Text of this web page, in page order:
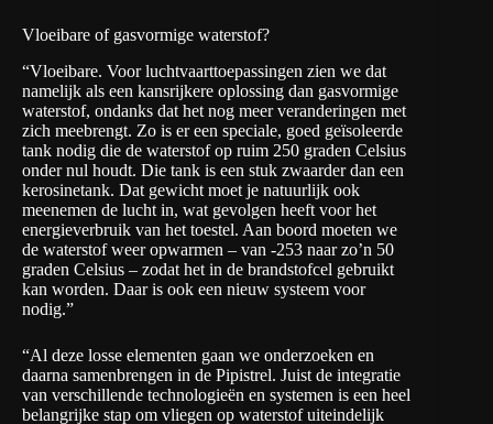
Vloeibare of gasvormige waterstof?
“Vloeibare. Voor luchtvaarttoepassingen zien we dat
namelijk als een kansrijkere oplossing dan gasvormige
waterstof, ondanks dat het nog meer veranderingen met
zich meebrengt. Zo is er een speciale, goed geïsoleerde
tank nodig die de waterstof op ruim 250 graden Celsius
onder nul houdt. Die tank is een stuk zwaarder dan een
kerosinetank. Dat gewicht moet je natuurlijk ook
meenemen de lucht in, wat gevolgen heeft voor het
energieverbruik van het toestel. Aan boord moeten we
de waterstof weer opwarmen – van -253 naar zo’n 50
graden Celsius – zodat het in de brandstofcel gebruikt
kan worden. Daar is ook een nieuw systeem voor
nodig.”
“Al deze losse elementen gaan we onderzoeken en
daarna samenbrengen in de Pipistrel. Juist de integratie
van verschillende technologieën en systemen is een heel
belangrijke stap om vliegen op waterstof uiteindelijk